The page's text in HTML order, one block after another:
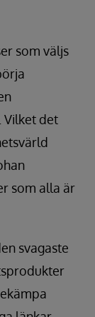
som väljs
Vilket det
som alla är
svagaste